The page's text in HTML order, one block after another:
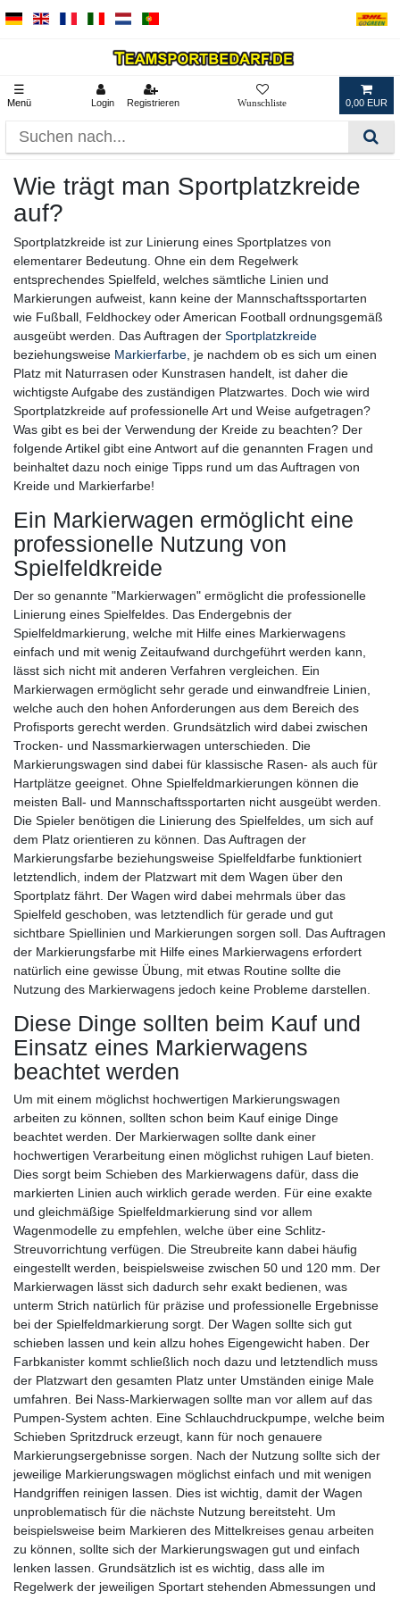
☰
Menü Login Registrieren 0,00 EUR
Wie trägt man Sportplatzkreide
auf?
Sportplatzkreide ist zur Linierung eines Sportplatzes von
elementarer Bedeutung. Ohne ein dem Regelwerk
entsprechendes Spielfeld, welches sämtliche Linien und
Markierungen aufweist, kann keine der Mannschaftssportarten
wie Fußball, Feldhockey oder American Football ordnungsgemäß
ausgeübt werden. Das Auftragen der Sportplatzkreide
beziehungsweise Markierfarbe , je nachdem ob es sich um einen
Platz mit Naturrasen oder Kunstrasen handelt, ist daher die
wichtigste Aufgabe des zuständigen Platzwartes. Doch wie wird
Sportplatzkreide auf professionelle Art und Weise aufgetragen?
Was gibt es bei der Verwendung der Kreide zu beachten? Der
folgende Artikel gibt eine Antwort auf die genannten Fragen und
beinhaltet dazu noch einige Tipps rund um das Auftragen von
Kreide und Markierfarbe!
Ein Markierwagen ermöglicht eine
professionelle Nutzung von
Spielfeldkreide
Der so genannte "Markierwagen" ermöglicht die professionelle
Linierung eines Spielfeldes. Das Endergebnis der
Spielfeldmarkierung, welche mit Hilfe eines Markierwagens
einfach und mit wenig Zeitaufwand durchgeführt werden kann,
lässt sich nicht mit anderen Verfahren vergleichen. Ein
Markierwagen ermöglicht sehr gerade und einwandfreie Linien,
welche auch den hohen Anforderungen aus dem Bereich des
Profisports gerecht werden. Grundsätzlich wird dabei zwischen
Trocken- und Nassmarkierwagen unterschieden. Die
Markierungswagen sind dabei für klassische Rasen- als auch für
Hartplätze geeignet. Ohne Spielfeldmarkierungen können die
meisten Ball- und Mannschaftssportarten nicht ausgeübt werden.
Die Spieler benötigen die Linierung des Spielfeldes, um sich auf
dem Platz orientieren zu können. Das Auftragen der
Markierungsfarbe beziehungsweise Spielfeldfarbe funktioniert
letztendlich, indem der Platzwart mit dem Wagen über den
Sportplatz fährt. Der Wagen wird dabei mehrmals über das
Spielfeld geschoben, was letztendlich für gerade und gut
sichtbare Spiellinien und Markierungen sorgen soll. Das Auftragen
der Markierungsfarbe mit Hilfe eines Markierwagens erfordert
natürlich eine gewisse Übung, mit etwas Routine sollte die
Nutzung des Markierwagens jedoch keine Probleme darstellen.
Diese Dinge sollten beim Kauf und
Einsatz eines Markierwagens
beachtet werden
Um mit einem möglichst hochwertigen Markierungswagen
arbeiten zu können, sollten schon beim Kauf einige Dinge
beachtet werden. Der Markierwagen sollte dank einer
hochwertigen Verarbeitung einen möglichst ruhigen Lauf bieten.
Dies sorgt beim Schieben des Markierwagens dafür, dass die
markierten Linien auch wirklich gerade werden. Für eine exakte
und gleichmäßige Spielfeldmarkierung sind vor allem
Wagenmodelle zu empfehlen, welche über eine Schlitz-
Streuvorrichtung verfügen. Die Streubreite kann dabei häufig
eingestellt werden, beispielsweise zwischen 50 und 120 mm. Der
Markierwagen lässt sich dadurch sehr exakt bedienen, was
unterm Strich natürlich für präzise und professionelle Ergebnisse
bei der Spielfeldmarkierung sorgt. Der Wagen sollte sich gut
schieben lassen und kein allzu hohes Eigengewicht haben. Der
Farbkanister kommt schließlich noch dazu und letztendlich muss
der Platzwart den gesamten Platz unter Umständen einige Male
umfahren. Bei Nass-Markierwagen sollte man vor allem auf das
Pumpen-System achten. Eine Schlauchdruckpumpe, welche beim
Schieben Spritzdruck erzeugt, kann für noch genauere
Markierungsergebnisse sorgen. Nach der Nutzung sollte sich der
jeweilige Markierungswagen möglichst einfach und mit wenigen
Handgriffen reinigen lassen. Dies ist wichtig, damit der Wagen
unproblematisch für die nächste Nutzung bereitsteht. Um
beispielsweise beim Markieren des Mittelkreises genau arbeiten
zu können, sollte sich der Markierungswagen gut und einfach
lenken lassen. Grundsätzlich ist es wichtig, dass alle im
Regelwerk der jeweiligen Sportart stehenden Abmessungen und